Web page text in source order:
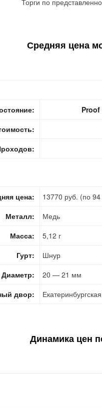
Торги по
Средняя цена
Proof
цена:
13770 руб. (по
Металл:
Медь
Масса:
5,12 г
Гурт:
Шнур
Диаметр:
20 — 21 мм
двор:
Динамика цен